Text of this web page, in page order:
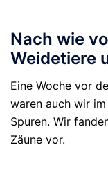
Nach wie
Weidetiere
Eine Woche vor
waren auch wir
Spuren. Wir
Zäune vor.